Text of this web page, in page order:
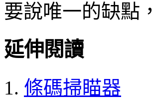
要說唯一的缺點
延伸閱讀
條碼掃瞄器